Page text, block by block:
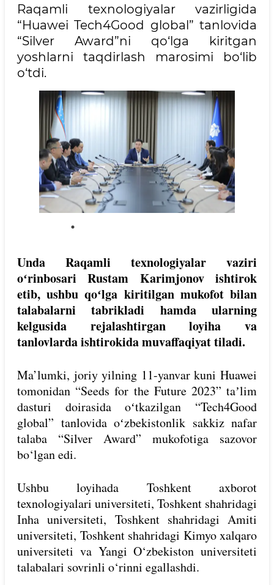
Raqamli texnologiyalar vazirligida
“Huawei Tech4Good global” tanlovida
“Silver Award”ni qo‘lga kiritgan
yoshlarni taqdirlash marosimi bo‘lib
o‘tdi.
Unda Raqamli texnologiyalar vaziri
oʻrinbosari Rustam Karimjonov ishtirok
etib, ushbu qoʻlga kiritilgan mukofot bilan
talabalarni tabrikladi hamda ularning
kelgusida rejalashtirgan loyiha va
tanlovlarda ishtirokida muvaffaqiyat tiladi.
Ma’lumki, joriy yilning 11-yanvar kuni Huawei
tomonidan “Seeds for the Future 2023” taʼlim
dasturi doirasida oʻtkazilgan “Tech4Good
global” tanlovida oʻzbekistonlik sakkiz nafar
talaba “Silver Award” mukofotiga sazovor
bo‘lgan edi.
Ushbu loyihada Toshkent axborot
texnologiyalari universiteti, Toshkent shahridagi
Inha universiteti, Toshkent shahridagi Amiti
universiteti, Toshkent shahridagi Kimyo xalqaro
universiteti va Yangi O‘zbekiston universiteti
talabalari sovrinli o‘rinni egallashdi.